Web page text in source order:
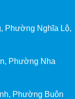
Phường Nghĩa Lộ,
Phường Nha
Phường Buôn